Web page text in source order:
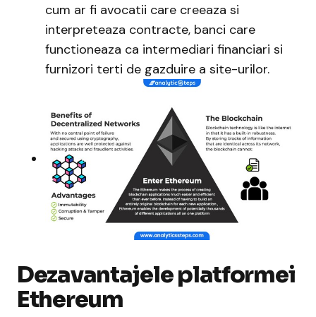
cum ar fi avocatii care creeaza si
interpreteaza contracte, banci care
functioneaza ca intermediari financiari si
furnizori terti de gazduire a site-urilor.
Dezavantajele platformei
Ethereum